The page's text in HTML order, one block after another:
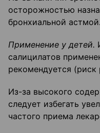
осторожностью
бронхиальной астмой.
Применение у детей.
салицилатов
рекомендуется
Из-за высокого
следует избегать
частого приема